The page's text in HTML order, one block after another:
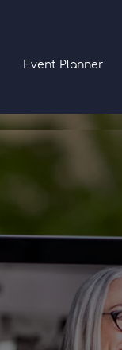
Event Planner